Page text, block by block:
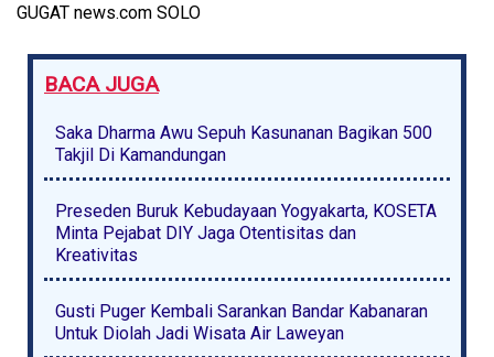
GUGAT news.com SOLO
BACA JUGA
Saka Dharma Awu Sepuh Kasunanan Bagikan 500
Takjil Di Kamandungan
Preseden Buruk Kebudayaan Yogyakarta, KOSETA
Minta Pejabat DIY Jaga Otentisitas dan
Kreativitas
Gusti Puger Kembali Sarankan Bandar Kabanaran
Untuk Diolah Jadi Wisata Air Laweyan